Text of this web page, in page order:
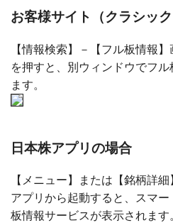
お客様サイト（クラシッ
【情報検索】－【フル板情報
を押すと、別ウィンドウでフ
ます。
日本株アプリの場合
【メニュー】または【銘柄詳
アプリから起動すると、スマ
板情報サービスが表示されます